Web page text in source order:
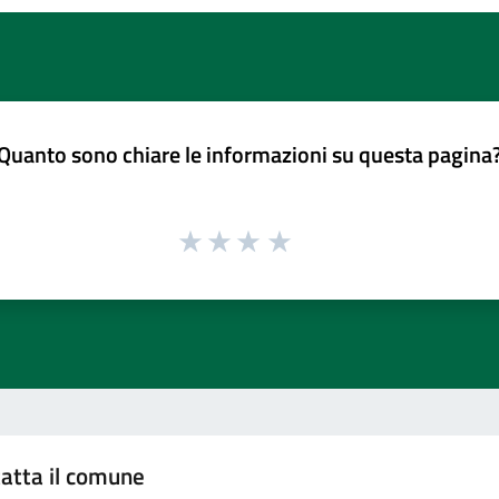
sono chiare le informazioni su questa
il comune